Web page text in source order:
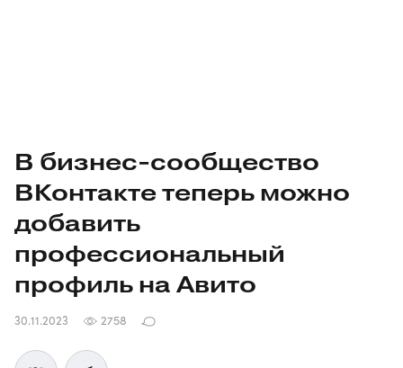
В бизнес-сообщество
ВКонтакте теперь можно
добавить
профессиональный
профиль на Авито
30.11.2023 2758